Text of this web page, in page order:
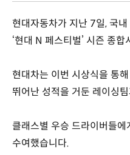
현대자동차가 지난 7일, 국
‘현대 N 페스티벌’ 시즌 종
현대차는 이번 시상식을 통
뛰어난 성적을 거둔 레이싱
클래스별 우승 드라이버들
수여했습니다.